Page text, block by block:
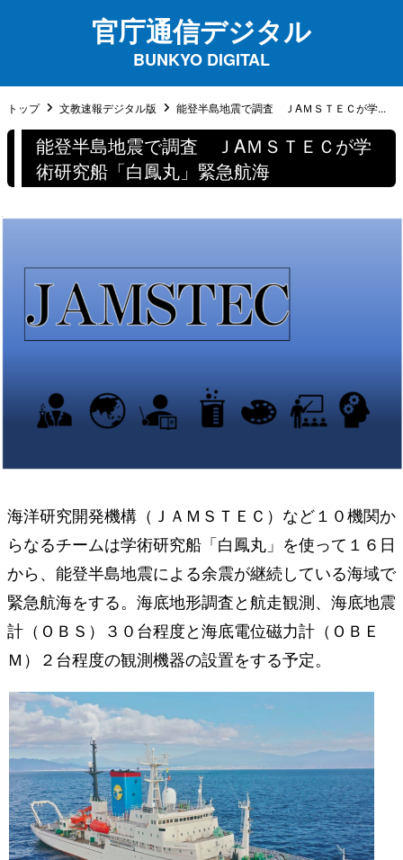
官庁通信デジタル
BUNKYO DIGITAL
トップ 文教速報デジタル版 能登半島地震で調査 ＪAＭＳＴＥＣが学...
能登半島地震で調査 ＪAＭＳＴＥＣが学
術研究船「白鳳丸」緊急航海
海洋研究開発機構（ＪＡＭＳＴＥＣ）など１０機関か
らなるチームは学術研究船「白鳳丸」を使って１６日
から、能登半島地震による余震が継続している海域で
緊急航海をする。海底地形調査と航走観測、海底地震
計（ＯＢＳ）３０台程度と海底電位磁力計（ＯＢＥ
Ｍ）２台程度の観測機器の設置をする予定。